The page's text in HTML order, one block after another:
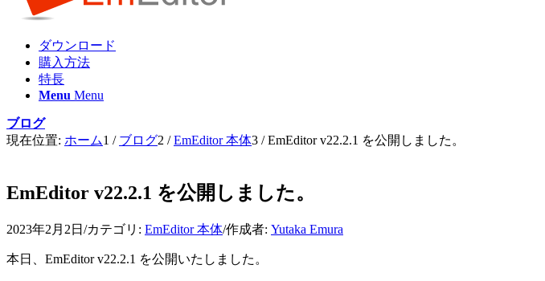
ダウンロード
購入方法
特長
Menu Menu
ブログ
現在位置: ホーム1 / ブログ2 / EmEditor 本体3 / EmEditor v22.2.1 を公開しました。
EmEditor v22.2.1 を公開しました。
2023年2月2日 /カテゴリ: EmEditor 本体/作成者: Yutaka Emura
本日、EmEditor v22.2.1 を公開いたしました。